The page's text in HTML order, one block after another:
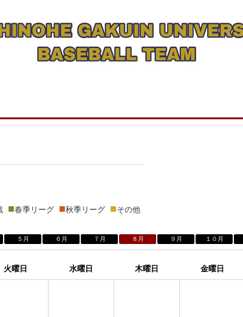
■春季リーグ ■秋季リーグ ■その他
５月 ６月 ７月 ８月 ９月 １０月
火曜日 水曜日 木曜日 金曜日